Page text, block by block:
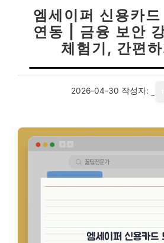
엠세이퍼 신용카드
연동 | 금융 보안
체험기, 간편
2026-04-30 작성자: